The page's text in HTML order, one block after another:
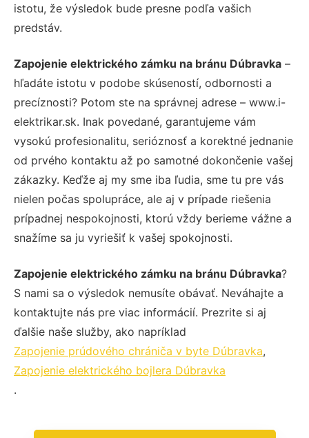
istotu, že výsledok bude presne podľa vašich
predstáv.
Zapojenie elektrického zámku na bránu Dúbravka –
hľadáte istotu v podobe skúseností, odbornosti a
precíznosti? Potom ste na správnej adrese – www.i-
elektrikar.sk. Inak povedané, garantujeme vám
vysokú profesionalitu, serióznosť a korektné jednanie
od prvého kontaktu až po samotné dokončenie vašej
zákazky. Keďže aj my sme iba ľudia, sme tu pre vás
nielen počas spolupráce, ale aj v prípade riešenia
prípadnej nespokojnosti, ktorú vždy berieme vážne a
snažíme sa ju vyriešiť k vašej spokojnosti.
Zapojenie elektrického zámku na bránu Dúbravka?
S nami sa o výsledok nemusíte obávať. Neváhajte a
kontaktujte nás pre viac informácií. Prezrite si aj
ďalšie naše služby, ako napríklad
Zapojenie prúdového chrániča v byte Dúbravka,
Zapojenie elektrického bojlera Dúbravka
.